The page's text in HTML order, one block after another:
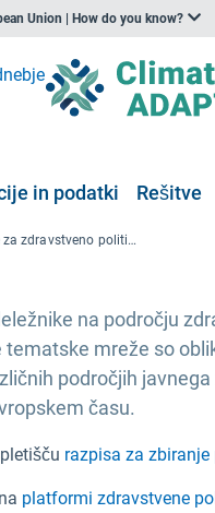
Union | How do you know?
in podatki Rešitve
Razpis platforme za zdravstveno politiko EU za zbiranje predlogov za leto 2024
na področju
tematske mreže so
področjih
času.
razpisa za zbiranje
platformi zdravstvene